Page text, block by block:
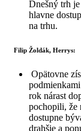
Dnešný trh
hlavne
na trhu.
Filip Žoldák, Herrys:
Opätovne
rok nárast
pochopili, že
dostupne
drahšie a